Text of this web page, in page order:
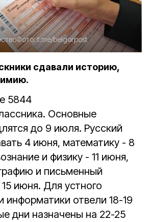
Фото:t.me/belgorpost
сдавали историю,
5844
Основные
до 9 июля. Русский
4 июня, математику - 8
и физику - 11 июня,
и письменный
июня. Для устного
информатики отвели 18-19
дни назначены на 22-25